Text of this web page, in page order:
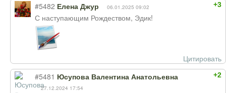
+3
#5482 Елена Джур 06.01.2025 09:02
С наступающим Рождеством, Эдик!
Цитировать
+2
#5481 Юсупова Валентина Анатольевна
27.12.2024 17:54